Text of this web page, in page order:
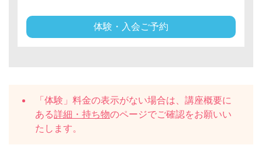
体験・入会ご予約
「体験」料金の表示がない場合は、講座概要に
ある詳細・持ち物のページでご確認をお願いい
たします。